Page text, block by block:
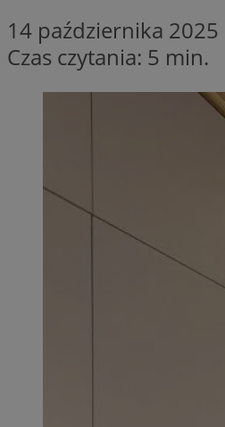
14 października 2025
Czas czytania: 5 min.